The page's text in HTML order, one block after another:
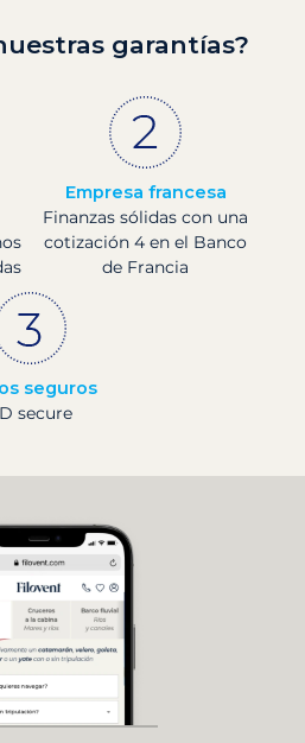
garantías?
Empresa francesa
Finanzas sólidas con una
cotización 4 en el Banco
de Francia
seguros
secure